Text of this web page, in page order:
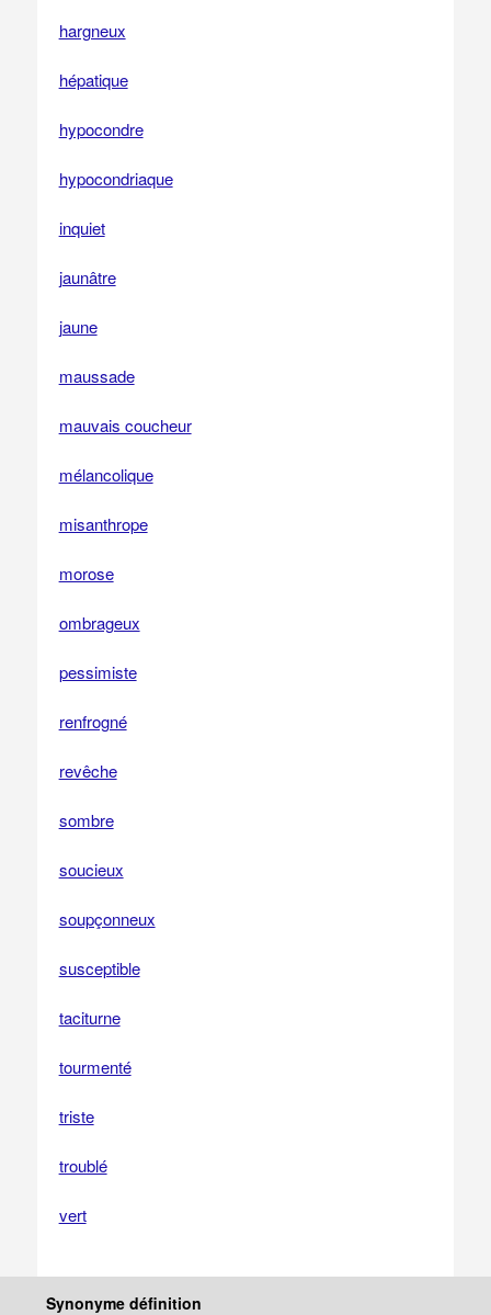
hargneux
hépatique
hypocondre
hypocondriaque
inquiet
jaunâtre
jaune
maussade
mauvais coucheur
mélancolique
misanthrope
morose
ombrageux
pessimiste
renfrogné
revêche
sombre
soucieux
soupçonneux
susceptible
taciturne
tourmenté
triste
troublé
vert
Synonyme définition